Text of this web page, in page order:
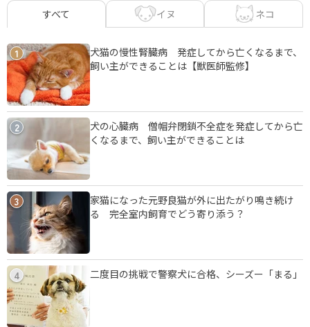
すべて イヌ ネコ
1
犬猫の慢性腎臓病 発症してから亡くなるまで、
飼い主ができることは【獣医師監修】
2
犬の心臓病 僧帽弁閉鎖不全症を発症してから亡
くなるまで、飼い主ができることは
3
家猫になった元野良猫が外に出たがり鳴き続け
る 完全室内飼育でどう寄り添う？
4 二度目の挑戦で警察犬に合格、シーズー「まる」